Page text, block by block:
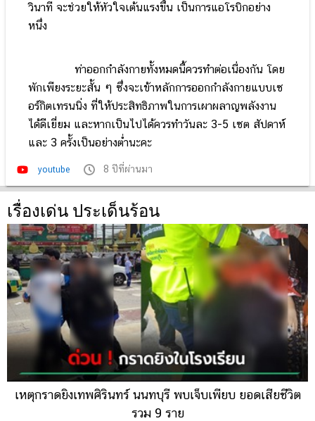
วินาที จะช่วยให้หัวใจเต้นแรงขึ้น เป็นการแอโรบิกอย่าง
หนึ่ง
ท่าออกกำลังกายทั้งหมดนี้ควรทำต่อเนื่องกัน โดย
พักเพียงระยะสั้น ๆ ซึ่งจะเข้าหลักการออกกำลังกายแบบเซ
อร์กิตเทรนนิ่ง ที่ให้ประสิทธิภาพในการเผาผลาญพลังงาน
ได้ดีเยี่ยม และหากเป็นไปได้ควรทำวันละ 3-5 เซต สัปดาห์
และ 3 ครั้งเป็นอย่างต่ำนะคะ
youtube 8 ปีที่ผ่านมา
เรื่องเด่น ประเด็นร้อน
เหตุกราดยิงเทพศิรินทร์ นนทบุรี พบเจ็บเพียบ ยอดเสียชีวิต
รวม 9 ราย